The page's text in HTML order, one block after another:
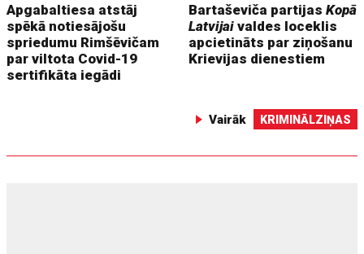
Apgabaltiesa atstāj
spēkā notiesājošu
spriedumu Rimšēvičam
par viltota Covid-19
sertifikāta iegādi
Bartaševiča partijasKopā
Latvijai valdes loceklis
apcietināts par ziņošanu
Krievijas dienestiem
Vairāk KRIMINĀLZIŅAS